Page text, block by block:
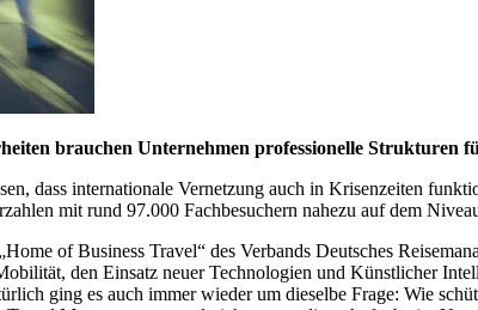
brauchen Unternehmen professionelle Strukturen
dass internationale Vernetzung auch in Krisenzeiten
mit rund 97.000 Fachbesuchern nahezu auf dem
of Business Travel“ des Verbands Deutsches
den Einsatz neuer Technologien und Künstlicher
ging es auch immer wieder um dieselbe Frage: Wie